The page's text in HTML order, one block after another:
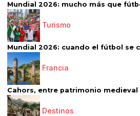
Mundial 2026: mucho más que
Turismo
Mundial 2026: cuando el fútbol se
Francia
Cahors, entre patrimonio medieval
Destinos